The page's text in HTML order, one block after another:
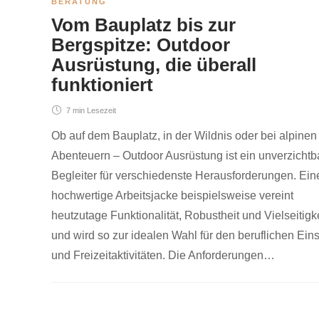
Vom Bauplatz bis zur
Bergspitze: Outdoor
Ausrüstung, die überall
funktioniert
7 min Lesezeit
Ob auf dem Bauplatz, in der Wildnis oder bei alpinen
Abenteuern – Outdoor Ausrüstung ist ein
Begleiter für verschiedenste Herausforderungen.
hochwertige Arbeitsjacke beispielsweise vereint
heutzutage Funktionalität, Robustheit und
und wird so zur idealen Wahl für den beruflichen
und Freizeitaktivitäten. Die Anforderungen…